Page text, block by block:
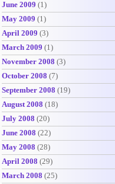
June 2009 (1)
May 2009 (1)
April 2009 (3)
March 2009 (1)
November 2008 (3)
October 2008 (7)
September 2008 (19)
August 2008 (18)
July 2008 (20)
June 2008 (22)
May 2008 (28)
April 2008 (29)
March 2008 (25)